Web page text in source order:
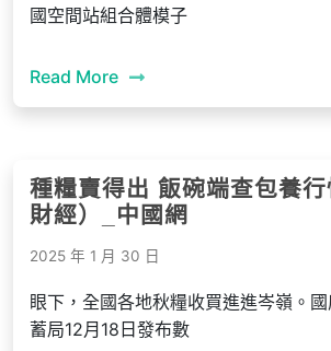
國空間站組合體模子
Read More
種糧賣得出 飯碗端查包養
財經）_中國網
2025 年 1 月 30 日
眼下，全國各地秋糧收買進進岑嶺。
蓄局12月18日發布數